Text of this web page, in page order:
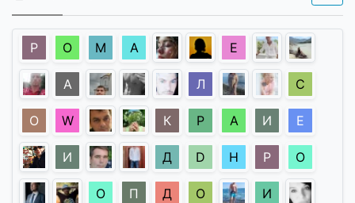
Р O М А E
А Л С
О W К Р А И Е
И Д D Н Р О
О П Д О И